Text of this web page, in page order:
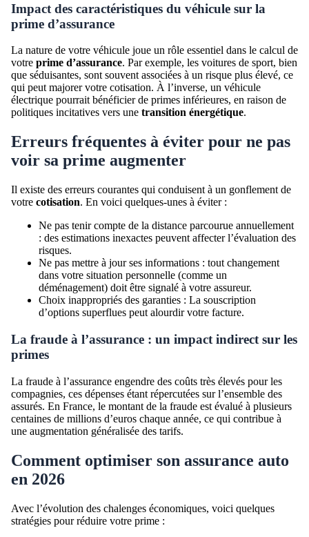
Impact des caractéristiques du véhicule sur la
prime d’assurance
La nature de votre véhicule joue un rôle essentiel dans le calcul de
votre prime d’assurance. Par exemple, les voitures de sport, bien
que séduisantes, sont souvent associées à un risque plus élevé, ce
qui peut majorer votre cotisation. À l’inverse, un véhicule
électrique pourrait bénéficier de primes inférieures, en raison de
politiques incitatives vers une transition énergétique.
Erreurs fréquentes à éviter pour ne pas
voir sa prime augmenter
Il existe des erreurs courantes qui conduisent à un gonflement de
votre cotisation. En voici quelques-unes à éviter :
Ne pas tenir compte de la distance parcourue annuellement
: des estimations inexactes peuvent affecter l’évaluation des
risques.
Ne pas mettre à jour ses informations : tout changement
dans votre situation personnelle (comme un
déménagement) doit être signalé à votre assureur.
Choix inappropriés des garanties : La souscription
d’options superflues peut alourdir votre facture.
La fraude à l’assurance : un impact indirect sur les
primes
La fraude à l’assurance engendre des coûts très élevés pour les
compagnies, ces dépenses étant répercutées sur l’ensemble des
assurés. En France, le montant de la fraude est évalué à plusieurs
centaines de millions d’euros chaque année, ce qui contribue à
une augmentation généralisée des tarifs.
Comment optimiser son assurance auto
en 2026
Avec l’évolution des chalenges économiques, voici quelques
stratégies pour réduire votre prime :